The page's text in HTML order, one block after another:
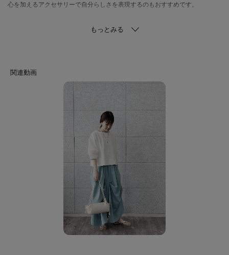
心を加えるアクセサリーで自分らしさを表現するのもおすすめです。
テムです。
モデル身長：170cm 着用サイズ：38（M）
------------------------------------------
【スタッフレビュー】
本部スタッフ ayano｜20代後半／身長160㎝／骨格ストレート／イエベ秋／
長めの袖丈で安心感。
しっかりとしたやや厚手の素材感で着心地が良いです。